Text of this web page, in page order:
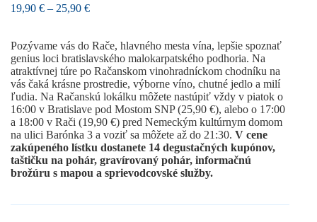
19,90 € – 25,90 €Price
through
25,90 €
Pozývame vás do Rače, hlavného mesta vína, lepšie spoznať
genius loci bratislavského malokarpatského podhoria. Na
atraktívnej túre po Račanskom vinohradníckom chodníku na
vás čaká krásne prostredie, výborne víno, chutné jedlo a milí
ľudia. Na Račanskú lokálku môžete nastúpiť vždy v piatok o
16:00 v Bratislave pod Mostom SNP (25,90 €), alebo o 17:00
a 18:00 v Rači (19,90 €) pred Nemeckým kultúrnym domom
na ulici Barónka 3 a voziť sa môžete až do 21:30. V cene
zakúpeného lístku dostanete 14 degustačných kupónov,
taštičku na pohár, gravírovaný pohár, informačnú
brožúru s mapou a sprievodcovské služby.